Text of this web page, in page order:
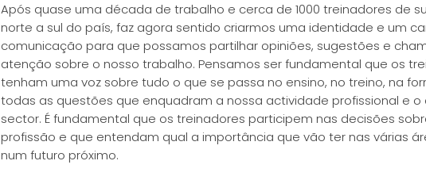
Após quase uma década de trabalho e cerca de 1000 treinadores de
norte a sul do país, faz agora sentido criarmos uma identidade e um
comunicação para que possamos partilhar opiniões, sugestões e
atenção sobre o nosso trabalho. Pensamos ser fundamental que os
tenham uma voz sobre tudo o que se passa no ensino, no treino, na
todas as questões que enquadram a nossa actividade profissional e
sector. É fundamental que os treinadores participem nas decisões
profissão e que entendam qual a importância que vão ter nas várias
num futuro próximo.